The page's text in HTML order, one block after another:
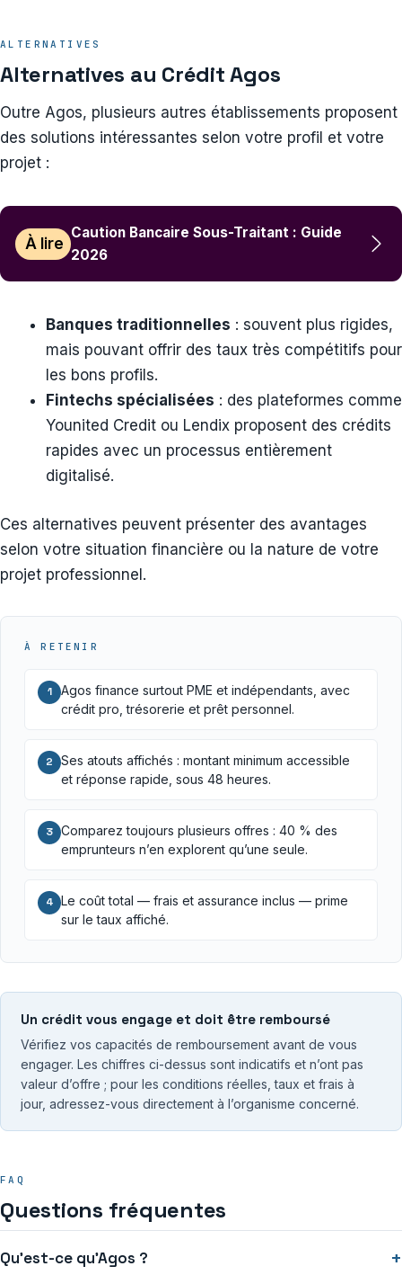
ALTERNATIVES
Alternatives au Crédit Agos
Outre Agos, plusieurs autres établissements proposent
des solutions intéressantes selon votre profil et votre
projet :
À lire
Caution Bancaire Sous-Traitant : Guide
2026
Banques traditionnelles : souvent plus rigides,
mais pouvant offrir des taux très compétitifs pour
les bons profils.
Fintechs spécialisées : des plateformes comme
Younited Credit ou Lendix proposent des crédits
rapides avec un processus entièrement
digitalisé.
Ces alternatives peuvent présenter des avantages
selon votre situation financière ou la nature de votre
projet professionnel.
À RETENIR
1
Agos finance surtout PME et indépendants, avec
crédit pro, trésorerie et prêt personnel.
2
Ses atouts affichés : montant minimum accessible
et réponse rapide, sous 48 heures.
3 Comparez toujours plusieurs offres : 40 % des
emprunteurs n’en explorent qu’une seule.
4 Le coût total — frais et assurance inclus — prime
sur le taux affiché.
Un crédit vous engage et doit être remboursé
Vérifiez vos capacités de remboursement avant de vous
engager. Les chiffres ci-dessus sont indicatifs et n’ont pas
valeur d’offre ; pour les conditions réelles, taux et frais à
jour, adressez-vous directement à l’organisme concerné.
FAQ
Questions fréquentes
Qu’est-ce qu’Agos ? +